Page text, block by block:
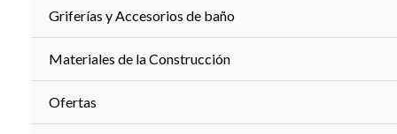
Griferías y Accesorios de baño
Materiales de la Construcción
Ofertas